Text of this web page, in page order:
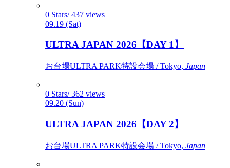
0 Stars/ 437 views
09.19 (Sat)
ULTRA JAPAN 2026【DAY 1】
お台場ULTRA PARK特設会場 / Tokyo, Japan
0 Stars/ 362 views
09.20 (Sun)
ULTRA JAPAN 2026【DAY 2】
お台場ULTRA PARK特設会場 / Tokyo, Japan